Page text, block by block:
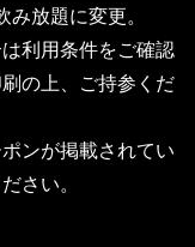
放題に変更。
利用条件をご確認
の上、ご持参くだ
ンが掲載されてい
さい。